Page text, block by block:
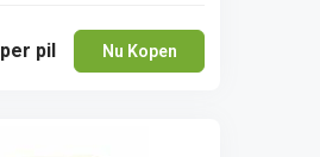
per pil Nu Kopen